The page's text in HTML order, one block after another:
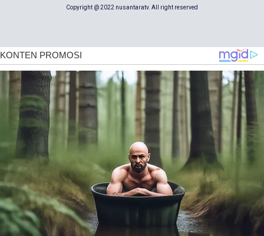
Copyright @ 2022 nusantaratv. All right reserved